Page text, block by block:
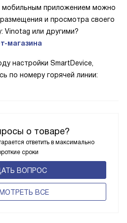
о товаре?
ответить в максимально
сроки
ВОПРОС
ВСЕ
мобильным приложением можно
и просмотра своего
Vinotag или другими?
магазина
настройки SmartDevice,
по номеру горячей линии: